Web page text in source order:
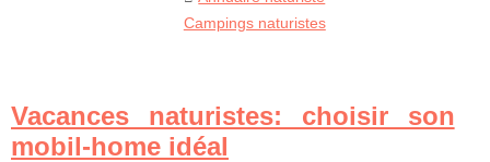
Campings naturistes
Vacances naturistes: choisir son
mobil-home idéal